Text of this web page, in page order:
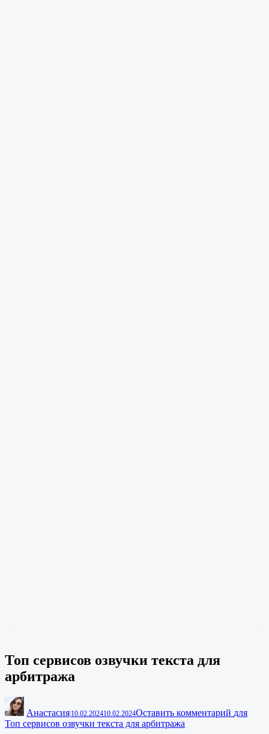
Топ сервисов озвучки текста для
арбитража
Анастасия|10.02.202410.02.2024Оставить комментарий для
Топ сервисов озвучки текста для арбитража